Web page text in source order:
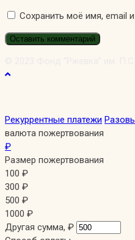
Сохранить моё имя, email
Рекуррентные платежи
валюта пожертвования
₽
Размер пожертвования
100 ₽
300 ₽
500 ₽
1000 ₽
Другая сумма, ₽